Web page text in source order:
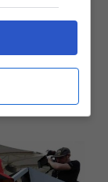
altissimo
però,
.